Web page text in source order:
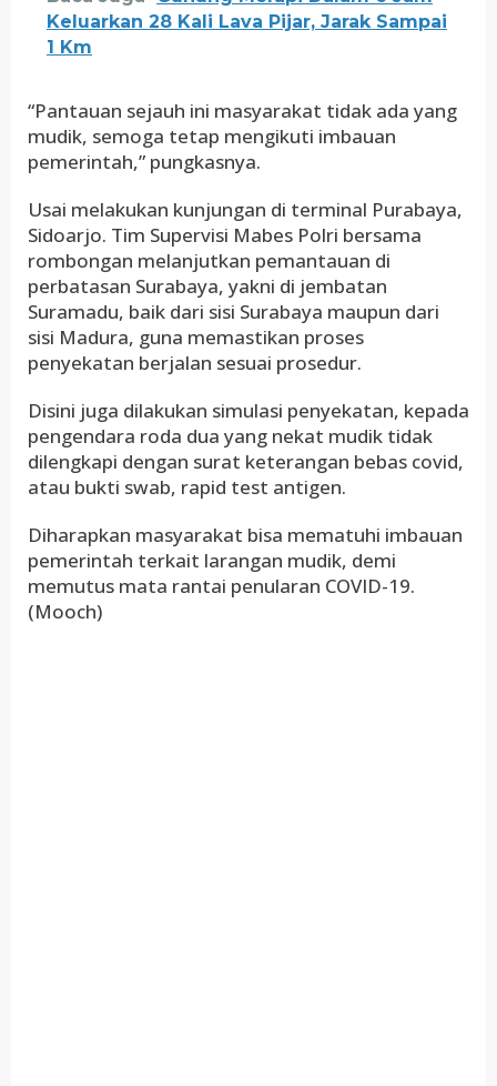
Keluarkan 28 Kali Lava Pijar, Jarak Sampai
1 Km
“Pantauan sejauh ini masyarakat tidak ada yang
mudik, semoga tetap mengikuti imbauan
pemerintah,” pungkasnya.
Usai melakukan kunjungan di terminal Purabaya,
Sidoarjo. Tim Supervisi Mabes Polri bersama
rombongan melanjutkan pemantauan di
perbatasan Surabaya, yakni di jembatan
Suramadu, baik dari sisi Surabaya maupun dari
sisi Madura, guna memastikan proses
penyekatan berjalan sesuai prosedur.
Disini juga dilakukan simulasi penyekatan, kepada
pengendara roda dua yang nekat mudik tidak
dilengkapi dengan surat keterangan bebas covid,
atau bukti swab, rapid test antigen.
Diharapkan masyarakat bisa mematuhi imbauan
pemerintah terkait larangan mudik, demi
memutus mata rantai penularan COVID-19.
(Mooch)